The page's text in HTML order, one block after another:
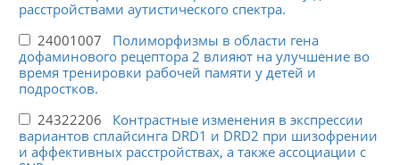
расстройствами аутистического спектра.
24001007 Полиморфизмы в области гена
дофаминового рецептора 2 влияют на улучшение во
время тренировки рабочей памяти у детей и
подростков.
24322206 Контрастные изменения в экспрессии
вариантов сплайсинга DRD1 и DRD2 при шизофрении
и аффективных расстройствах, а также ассоциации с